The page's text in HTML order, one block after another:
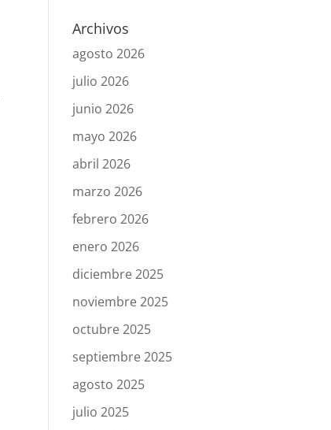
Archivos
agosto 2026
julio 2026
junio 2026
mayo 2026
abril 2026
marzo 2026
febrero 2026
enero 2026
diciembre 2025
noviembre 2025
octubre 2025
septiembre 2025
agosto 2025
julio 2025